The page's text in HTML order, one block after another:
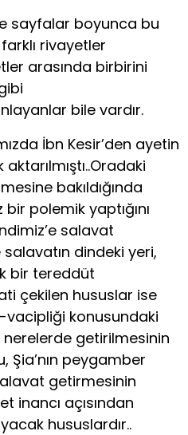
sayfalar boyunca bu
rivayetler
arasında birbirini
bile vardır.
İbn Kesir’den ayetin
bakıldığında
polemik yaptığını
salavat
dindeki yeri,
bir tereddüt
çekilen hususlar ise
vacipliği konusundaki
nerelerde getirilmesinin
peygamber
getirmesinin
inancı açısından
hususlardır..